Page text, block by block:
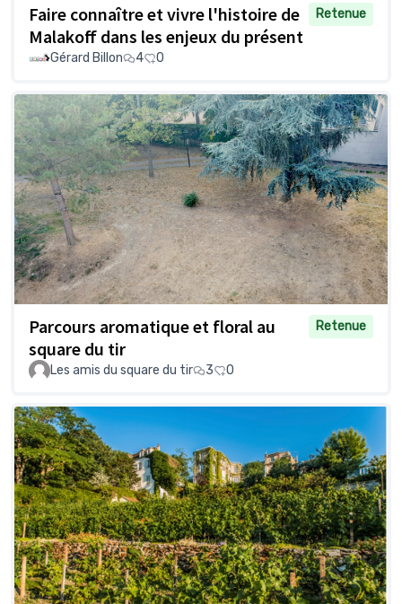
Faire connaître et vivre l'histoire de
Malakoff dans les enjeux du présent
Retenue
Gérard Billon 4 0
Parcours aromatique et floral au
square du tir
Retenue
Les amis du square du tir 3 0